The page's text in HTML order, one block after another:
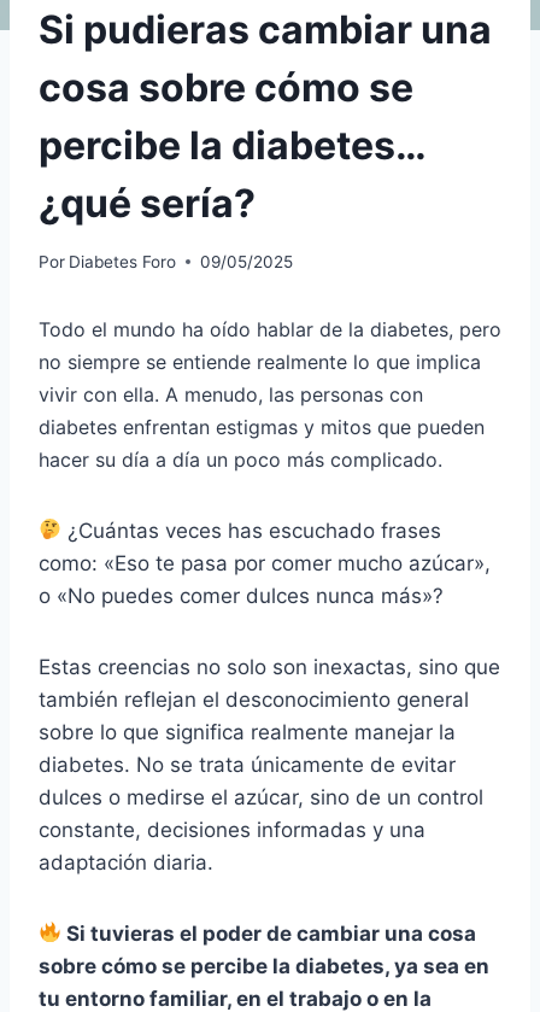
Si pudieras cambiar una
cosa sobre cómo se
percibe la diabetes…
¿qué sería?
Por Diabetes Foro 09/05/2025
Todo el mundo ha oído hablar de la diabetes, pero
no siempre se entiende realmente lo que implica
vivir con ella. A menudo, las personas con
diabetes enfrentan estigmas y mitos que pueden
hacer su día a día un poco más complicado.
¿Cuántas veces has escuchado frases
como: «Eso te pasa por comer mucho azúcar»,
o «No puedes comer dulces nunca más»?
Estas creencias no solo son inexactas, sino que
también reflejan el desconocimiento general
sobre lo que significa realmente manejar la
diabetes. No se trata únicamente de evitar
dulces o medirse el azúcar, sino de un control
constante, decisiones informadas y una
adaptación diaria.
Si tuvieras el poder de cambiar una cosa
sobre cómo se percibe la diabetes, ya sea en
tu entorno familiar, en el trabajo o en la